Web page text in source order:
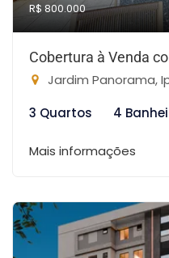
R$ 800.000
Cobertura à Venda
Jardim Panorama,
3 Quartos
4
Mais informações